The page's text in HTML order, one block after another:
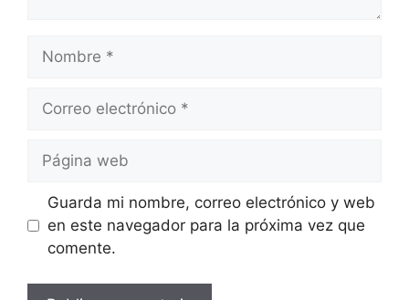
Nombre
Correo
Página
Guarda mi nombre, correo electrónico y web
en este navegador para la próxima vez que
comente.